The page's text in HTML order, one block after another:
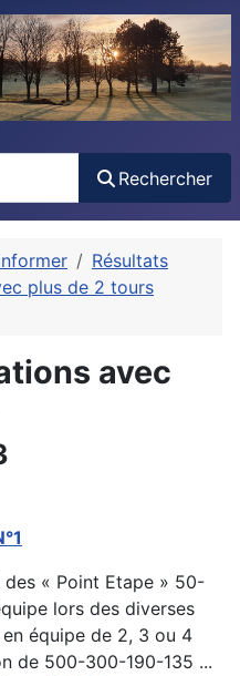
Rechercher
Résultats
plus de 2 tours
avec
« Point Etape » 50-
lors des diverses
en équipe de 2, 3 ou 4
de 500-300-190-135 ...